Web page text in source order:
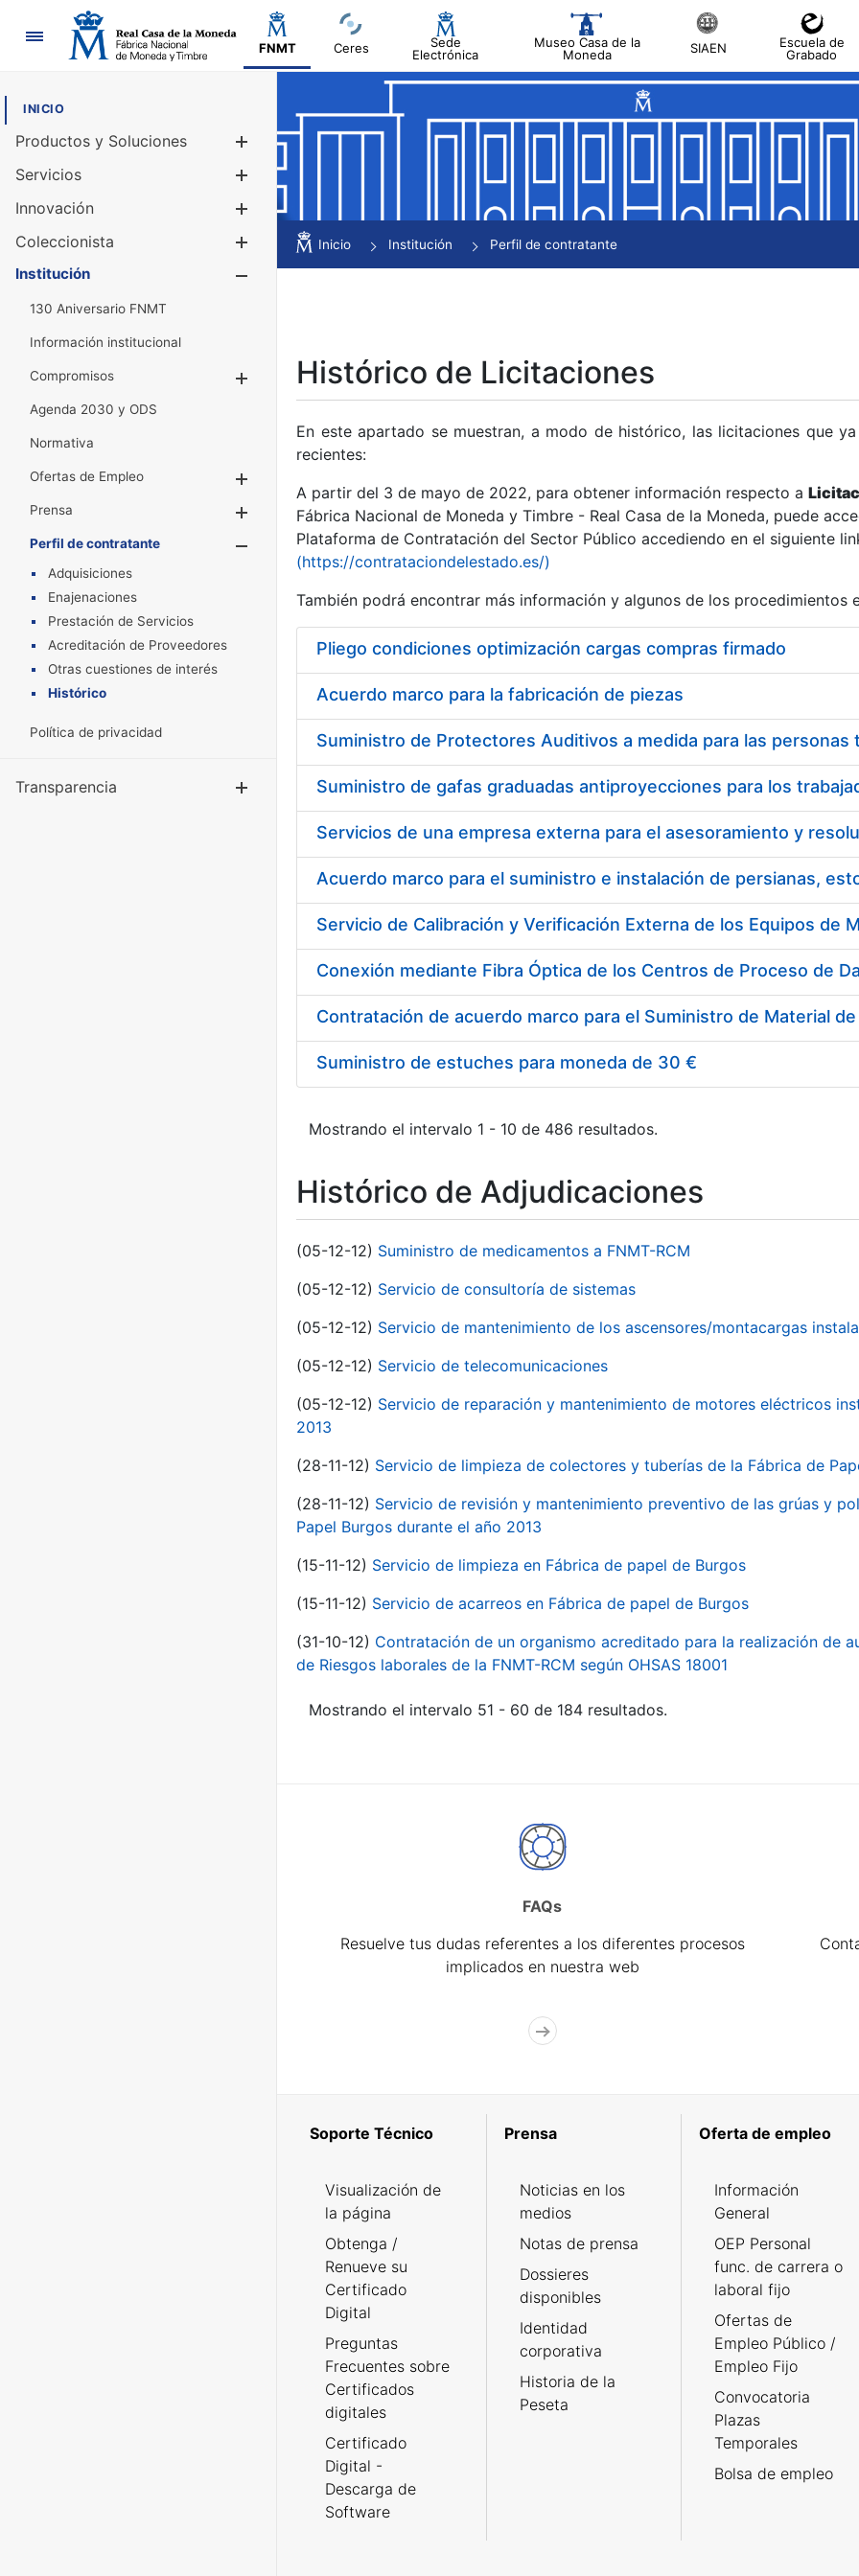
Navegación
FNMT Ceres
Sede
Electrónica
Museo Casa de la
Moneda
SIAEN
Escuela de
Grabado
INICIO
Productos y Soluciones
Mostrar/Ocultar
Servicios
Innovación
Coleccionista
Mostrar/Ocultar
Institución
130 Aniversario FNMT
Información institucional
Compromisos
Mostrar/Ocultar
Agenda 2030 y ODS
Normativa
Ofertas de Empleo
Prensa
Mostrar/Ocultar
Perfil de contratante
Mostrar/Ocultar
Adquisiciones
Enajenaciones
Prestación de Servicios
Acreditación de Proveedores
Otras cuestiones de interés
Histórico
Política de privacidad
Transparencia Mostrar/Ocultar
Inicio Institución Perfil de contratante
Histórico de Licitaciones
En este apartado se muestran, a modo de histórico, las licitaciones que
recientes:
A partir del 3 de mayo de 2022, para obtener información respecto a
Fábrica Nacional de Moneda y Timbre - Real Casa de la Moneda, puede
Plataforma de Contratación del Sector Público accediendo en el siguiente
(https://contrataciondelestado.es/)
También podrá encontrar más información y algunos de los procedimientos
Pliego condiciones optimización cargas compras firmado
Acuerdo marco para la fabricación de piezas
Acuerdo marco para el suministro e instalación de persianas,
Suministro de estuches para moneda de 30 €
Mostrando el intervalo 1 - 10 de 486 resultados.
Histórico de Adjudicaciones
(05-12-12) Suministro de medicamentos a FNMT-RCM
(05-12-12) Servicio de consultoría de sistemas
(05-12-12) Servicio de mantenimiento de los ascensores/montacargas
(05-12-12) Servicio de telecomunicaciones
(05-12-12) Servicio de reparación y mantenimiento de motores eléctricos
2013
(28-11-12) Servicio de limpieza de colectores y tuberías de la Fábrica de
(28-11-12) Servicio de revisión y mantenimiento preventivo de las grúas y
Papel Burgos durante el año 2013
(15-11-12) Servicio de limpieza en Fábrica de papel de Burgos
(15-11-12) Servicio de acarreos en Fábrica de papel de Burgos
(31-10-12) Contratación de un organismo acreditado para la realización de
de Riesgos laborales de la FNMT-RCM según OHSAS 18001
Mostrando el intervalo 51 - 60 de 184 resultados.
FAQs
Resuelve tus dudas referentes a los diferentes procesos
implicados en nuestra web
Soporte Técnico
Visualización de
la página
Obtenga /
Renueve su
Certificado
Digital
Preguntas
Frecuentes sobre
Certificados
digitales
Certificado
Digital -
Descarga de
Software
Prensa
Noticias en los
medios
Notas de prensa
Dossieres
disponibles
Identidad
corporativa
Historia de la
Peseta
Oferta de empleo
Información
General
OEP Personal
func. de carrera o
laboral fijo
Ofertas de
Empleo Público /
Empleo Fijo
Convocatoria
Plazas
Temporales
Bolsa de empleo